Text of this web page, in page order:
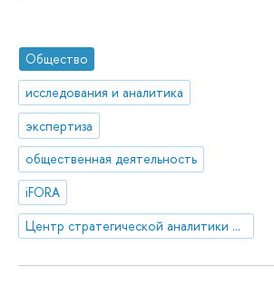
Общество
исследования и аналитика
экспертиза
общественная деятельность
iFORA
Центр стратегической аналитики и больших данных